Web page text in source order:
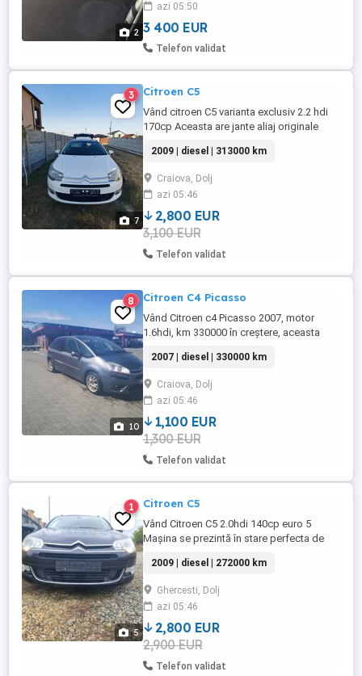
2
azi 05:50
3 400 EUR
Telefon validat
7
3 Citroen C5
Vând citroen C5 varianta exclusiv 2.2 hdi
170cp Aceasta are jante aliaj originale
fiind reglabila pe înălțime(4 nivele) și
având buton pentru sport. Portbagajul
este achiziționat electric din cheie sau la
buton. Navigație originala tip NG4 cu
sistem de sonorizare ...
2009 | diesel | 313000 km
Craiova, Dolj
azi 05:46
2,800 EUR
3,100 EUR
Telefon validat
10
8 Citroen C4 Picasso
Vând Citroen c4 Picasso 2007, motor
1.6hdi, km 330000 în creștere, aceasta
specifice varstei, motorul rulează fără
probleme, cutie manuala. Acesta are
rotiR16 de tabla pentru iarna. Se ofera
fiscal Preț valabil până la sfârșitul anului.
2007 | diesel | 330000 km
Craiova, Dolj
azi 05:46
1,100 EUR
1,300 EUR
Telefon validat
5
1 Citroen C5
Vând Citroen C5 2.0hdi 140cp euro 5
Mașina se prezintă în stare perfecta de
impecabila de rulare Fara bătăi la
articulații Mașina de nefumător Portbagaj
acționat electric din buton sau cheie Faruri
bi-xenon direcționale Navigație Scaune
semipiele cu încălzire ...
2009 | diesel | 272000 km
Ghercesti, Dolj
azi 05:46
2,800 EUR
2,900 EUR
Telefon validat